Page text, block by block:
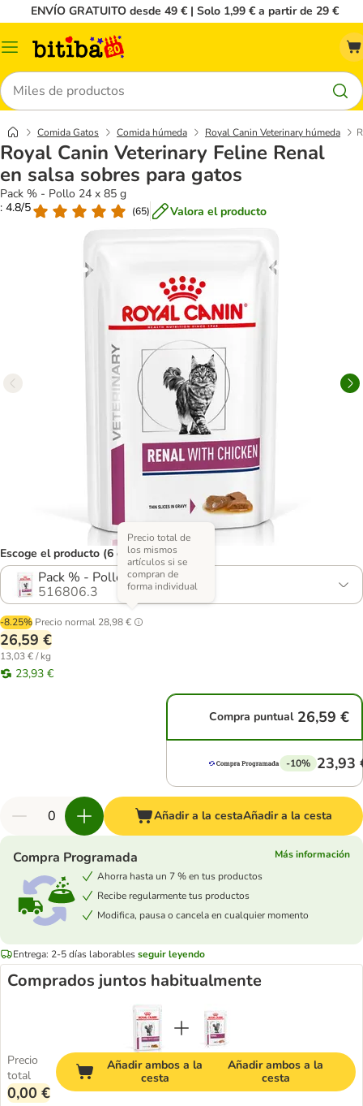
ENVÍO GRATUITO desde 49 € | Solo 1,99 € a partir de 29 €
Menú
Buscar
Comida Gatos Comida húmeda Royal Canin Veterinary húmeda
Royal Canin Veterinary Feline Renal
en salsa sobres para gatos
Pack % - Pollo 24 x 85 g
: 4.8/5
(65) Valora el producto
Escoge el producto (6 opciones)
Pack % - Pollo 24 x 85 g
516806.3
-8.25% Precio normal 28,98 €
Precio total de
los mismos
artículos si se
compran de
forma individual
26,59 €
13,03 € / kg
23,93 €
Compra puntual 26,59 €
-10% 23,93
Añadir a la cestaAñadir a la cesta
Compra Programada
Más información
Ahorra hasta un 7 % en tus productos
Recibe regularmente tus productos
Modifica, pausa o cancela en cualquier momento
Entrega: 2-5 días laborablesseguir leyendo
Comprados juntos habitualmente
Precio
total
0,00 €
Añadir ambos a la
cesta
Añadir ambos a la
cesta